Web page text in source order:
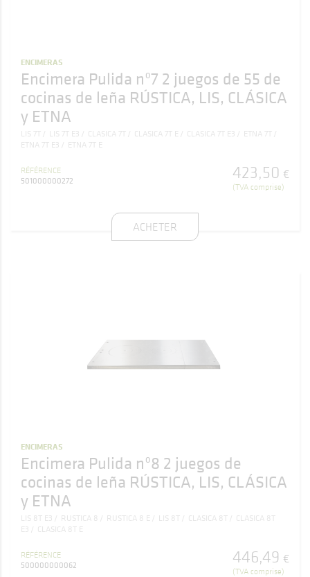
ENCIMERAS
Encimera Pulida nº7 2 juegos de 55 de
cocinas de leña RÚSTICA, LIS, CLÁSICA
y ETNA
LIS 7T LIS 7T E3 CLASICA 7T CLASICA 7T E CLASICA 7T E3
ETNA 7T
ETNA 7T E3
ETNA 7T E
RÉFÉRENCE
501000000272
423,50 €
(TVA comprise)
ACHETER
ENCIMERAS
Encimera Pulida nº8 2 juegos de
cocinas de leña RÚSTICA, LIS, CLÁSICA
y ETNA
LIS 8T E3 RUSTICA 8 RUSTICA 8 E LIS 8T CLASICA 8T
CLASICA 8T
E3
CLASICA 8T E
RÉFÉRENCE
500000000062
446,49 €
(TVA comprise)